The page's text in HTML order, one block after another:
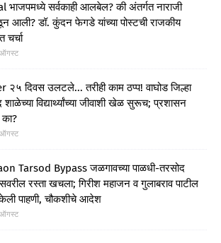
भाजपमध्ये सर्वकाही आलबेल? की अंतर्गत नाराजी
आली? डॉ. कुंदन फेगडे यांच्या पोस्टची राजकीय
चर्चा
२५ दिवस उलटले... तरीही काम ठप्प! वाघोड जिल्हा
शाळेच्या विद्यार्थ्यांच्या जीवाशी खेळ सुरूच; प्रशासन
Tarsod Bypass जळगावच्या पाळधी-तरसोद
रस्ता खचला; गिरीश महाजन व गुलाबराव पाटील
केली पाहणी, चौकशीचे आदेश